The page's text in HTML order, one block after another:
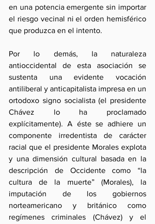
en una potencia emergente sin importar
el riesgo vecinal ni el orden hemisférico
que produzca en el intento.
Por lo demás, la naturaleza
antioccidental de esta asociación se
sustenta una evidente vocación
antiliberal y anticapitalista impresa en un
ortodoxo signo socialista (el presidente
Chávez lo ha proclamado
explícitamente). A éste se adhiere un
componente irredentista de carácter
racial que el presidente Morales explota
y una dimensión cultural basada en la
descripción de Occidente como “la
cultura de la muerte” (Morales), la
imputación de los gobiernos
norteamericano y británico como
regímenes criminales (Chávez) y el